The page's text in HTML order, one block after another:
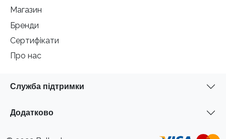
Магазин
Бренди
Сертифікати
Про нас
Служба підтримки
Додатково